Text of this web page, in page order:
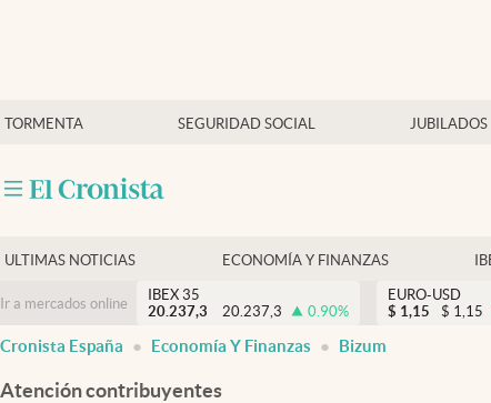
TORMENTA SEGURIDAD SOCIAL JUBILADOS
Economía y finanzas
Criptomonedas
ULTIMAS NOTICIAS ECONOMÍA Y FINANZAS
Ir a mercados online
IBEX 35
20.237,3
20.237,3 0.90%
EURO-USD
$ 1,15 $ 1,15
Cronista España Economía Y Finanzas Bizum
Atención contribuyentes